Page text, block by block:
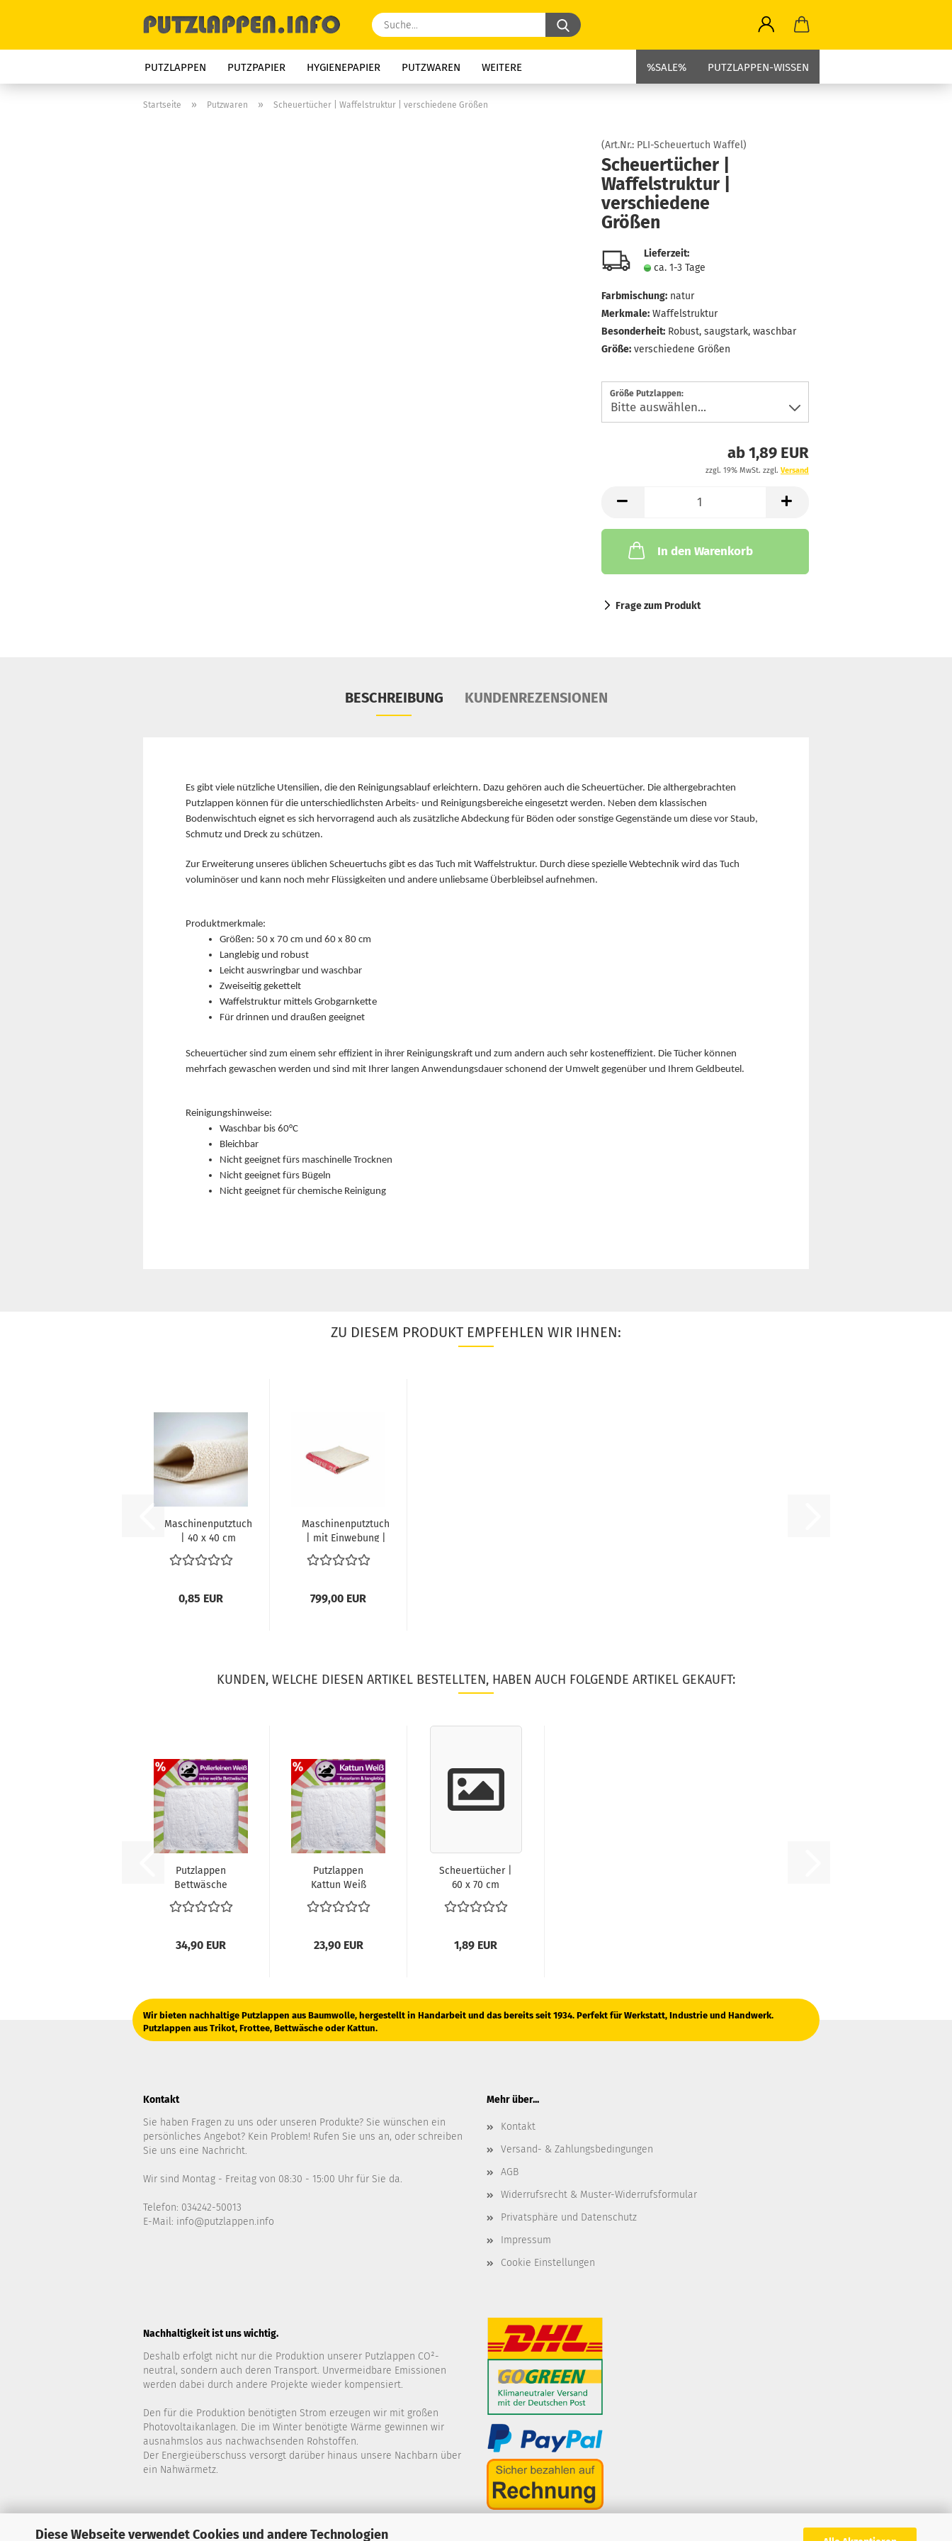
Diese Webseite verwendet Cookies und andere Technologien
Suche...
PUTZLAPPEN PUTZPAPIER HYGIENEPAPIER PUTZWAREN %SALE% PUTZLAPPEN-WISSEN
WEITERE
Startseite » Putzwaren » Scheuertücher | Waffelstruktur | verschiedene Größen
(Art.Nr.: PLI-Scheuertuch Waffel)
Scheuertücher |
Waffelstruktur |
verschiedene
Größen
Lieferzeit:
ca. 1-3 Tage
Farbmischung: natur
Merkmale: Waffelstruktur
Besonderheit: Robust, saugstark, waschbar
Größe: verschiedene Größen
Größe Putzlappen:
ab 1,89 EUR
zzgl. 19% MwSt. zzgl. Versand
In den Warenkorb
Frage zum Produkt
BESCHREIBUNG KUNDENREZENSIONEN
Es gibt viele nützliche Utensilien, die den Reinigungsablauf erleichtern. Dazu gehören auch die Scheuertücher. Die althergebrachten
Putzlappen können für die unterschiedlichsten Arbeits- und Reinigungsbereiche eingesetzt werden. Neben dem klassischen
Bodenwischtuch eignet es sich hervorragend auch als zusätzliche Abdeckung für Böden oder sonstige Gegenstände um diese vor Staub,
Schmutz und Dreck zu schützen.
Zur Erweiterung unseres üblichen Scheuertuchs gibt es das Tuch mit Waffelstruktur. Durch diese spezielle Webtechnik wird das Tuch
voluminöser und kann noch mehr Flüssigkeiten und andere unliebsame Überbleibsel aufnehmen.
Produktmerkmale:
Größen: 50 x 70 cm und 60 x 80 cm
Langlebig und robust
Leicht auswringbar und waschbar
Zweiseitig gekettelt
Waffelstruktur mittels Grobgarnkette
Für drinnen und draußen geeignet
Scheuertücher sind zum einem sehr effizient in ihrer Reinigungskraft und zum andern auch sehr kosteneffizient. Die Tücher können
mehrfach gewaschen werden und sind mit Ihrer langen Anwendungsdauer schonend der Umwelt gegenüber und Ihrem Geldbeutel.
Reinigungshinweise:
Waschbar bis 60°C
Bleichbar
Nicht geeignet fürs maschinelle Trocknen
Nicht geeignet fürs Bügeln
Nicht geeignet für chemische Reinigung
ZU DIESEM PRODUKT EMPFEHLEN WIR IHNEN:
Maschinenputztuch
| 40 x 40 cm
0,85 EUR
Maschinenputztuch
| mit Einwebung |
1.000...
799,00 EUR
KUNDEN, WELCHE DIESEN ARTIKEL BESTELLTEN, HABEN AUCH FOLGENDE ARTIKEL GEKAUFT:
Putzlappen
Bettwäsche
Weiß
34,90 EUR
Putzlappen
Kattun Weiß
23,90 EUR
Scheuertücher |
60 x 70 cm
1,89 EUR
Wir bieten nachhaltige Putzlappen aus Baumwolle, hergestellt in Handarbeit und das bereits seit 1934. Perfekt für Werkstatt, Industrie und Handwerk.
Putzlappen aus Trikot, Frottee, Bettwäsche oder Kattun.
Kontakt
Sie haben Fragen zu uns oder unseren Produkte? Sie wünschen ein
persönliches Angebot? Kein Problem! Rufen Sie uns an, oder schreiben
Sie uns eine Nachricht.
Wir sind Montag - Freitag von 08:30 - 15:00 Uhr für Sie da.
Telefon: 034242-50013
E-Mail: info@putzlappen.info
Mehr über...
Kontakt
Versand- & Zahlungsbedingungen
AGB
Widerrufsrecht & Muster-Widerrufsformular
Privatsphäre und Datenschutz
Impressum
Cookie Einstellungen
Nachhaltigkeit ist uns wichtig.
Deshalb erfolgt nicht nur die Produktion unserer Putzlappen CO²-
neutral, sondern auch deren Transport. Unvermeidbare Emissionen
werden dabei durch andere Projekte wieder kompensiert.
Den für die Produktion benötigten Strom erzeugen wir mit großen
Photovoltaikanlagen. Die im Winter benötigte Wärme gewinnen wir
ausnahmslos aus nachwachsenden Rohstoffen.
Der Energieüberschuss versorgt darüber hinaus unsere Nachbarn über
ein Nahwärmetz.